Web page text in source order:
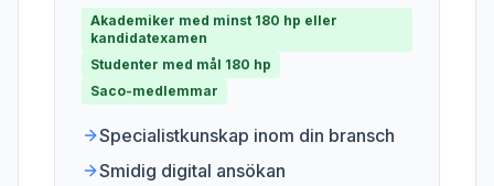
Akademiker med minst 180 hp eller
kandidatexamen
Studenter med mål 180 hp
Saco-medlemmar
Specialistkunskap inom din bransch
Smidig digital ansökan